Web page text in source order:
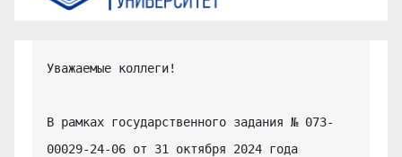
Уважаемые коллеги!
В рамках государственного задания № 073-
00029-24-06 от 31 октября 2024 года